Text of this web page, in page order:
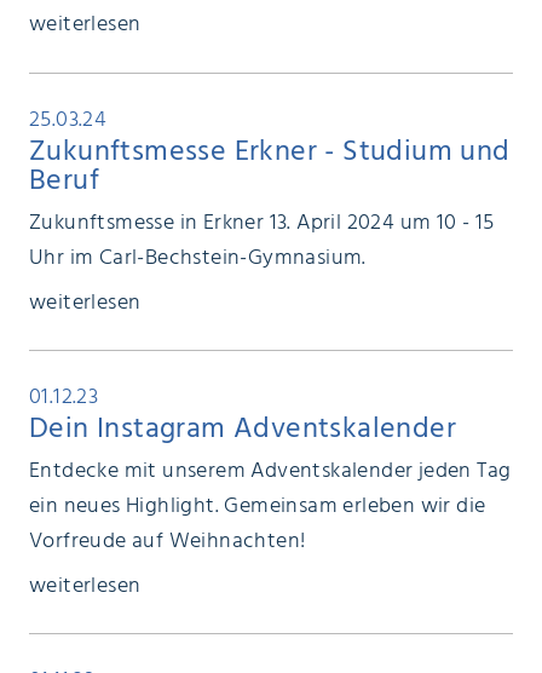
weiterlesen
25.03.24
Zukunftsmesse Erkner - Studium und
Beruf
Zukunftsmesse in Erkner 13. April 2024 um 10 - 15
Uhr im Carl-Bechstein-Gymnasium.
weiterlesen
01.12.23
Dein Instagram Adventskalender
Entdecke mit unserem Adventskalender jeden Tag
ein neues Highlight. Gemeinsam erleben wir die
Vorfreude auf Weihnachten!
weiterlesen